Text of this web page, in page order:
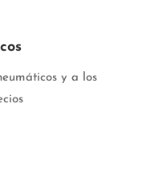
y a los